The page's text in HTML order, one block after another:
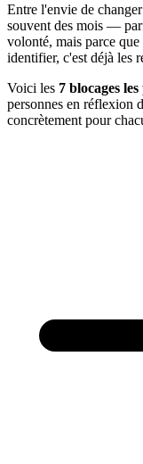
Entre l'envie de
souvent des mois —
volonté, mais parce
identifier, c'est déjà les
Voici les 7 blocages
personnes en réflexion
concrètement pour